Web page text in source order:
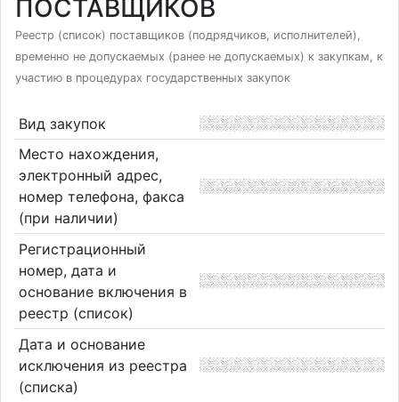
ПОСТАВЩИКОВ
Реестр (список) поставщиков (подрядчиков, исполнителей),
временно не допускаемых (ранее не допускаемых) к закупкам, к
участию в процедурах государственных закупок
Вид закупок
Место нахождения,
электронный адрес,
номер телефона, факса
(при наличии)
Регистрационный
номер, дата и
основание включения в
реестр (список)
Дата и основание
исключения из реестра
(списка)